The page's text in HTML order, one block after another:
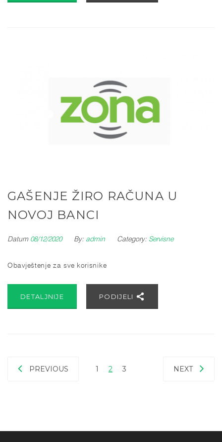
GAŠENJE ŽIRO RAČUNA U
NOVOJ BANCI
Datum 08/12/2020 By: admin Category: Servisne
Obavještenje za sve korisnike
DETALJNIJE PODIJELI
PREVIOUS 1 2 3 NEXT